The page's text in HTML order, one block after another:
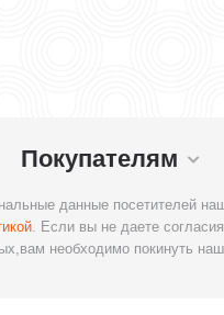
Покупателям
данные посетителей
. Если вы не даете
необходимо покинуть